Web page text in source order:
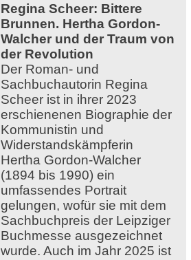
Regina Scheer: Bittere
Brunnen. Hertha Gordon-
Walcher und der Traum von
der Revolution
Der Roman- und
Sachbuchautorin Regina
Scheer ist in ihrer 2023
erschienenen Biographie der
Kommunistin und
Widerstandskämpferin
Hertha Gordon-Walcher
(1894 bis 1990) ein
umfassendes Portrait
gelungen, wofür sie mit dem
Sachbuchpreis der Leipziger
Buchmesse ausgezeichnet
wurde. Auch im Jahr 2025 ist